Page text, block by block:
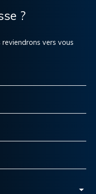
?
vers vous